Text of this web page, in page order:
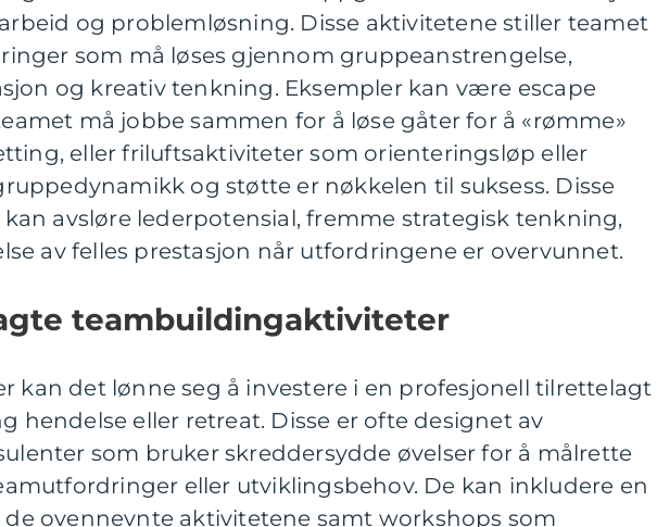
og problemløsning. Disse aktivitetene stiller teamet
som må løses gjennom gruppeanstrengelse,
og kreativ tenkning. Eksempler kan være escape
må jobbe sammen for å løse gåter for å «rømme»
eller friluftsaktiviteter som orienteringsløp eller
og støtte er nøkkelen til suksess. Disse
avsløre lederpotensial, fremme strategisk tenkning,
av felles prestasjon når utfordringene er overvunnet.
teambuildingaktiviteter
kan det lønne seg å investere i en profesjonell tilrettelagt
hendelse eller retreat. Disse er ofte designet av
som bruker skreddersydde øvelser for å målrette
eller utviklingsbehov. De kan inkludere en
ovennevnte aktivitetene samt workshops som